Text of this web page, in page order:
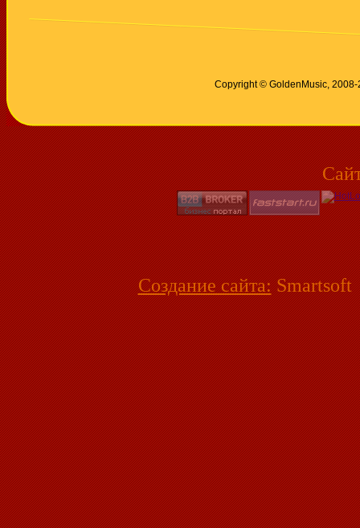
Copyright © GoldenMusic, 2008-
Создание сайта: